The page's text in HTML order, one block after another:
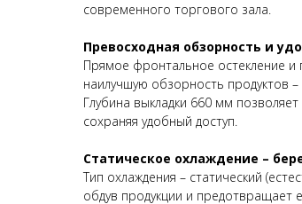
современного торгового зала.
Превосходная обзорность и
Прямое фронтальное остекление
наилучшую обзорность продуктов
Глубина выкладки 660 мм
сохраняя удобный доступ.
Статическое охлаждение –
Тип охлаждения – статический
обдув продукции и предотвращает